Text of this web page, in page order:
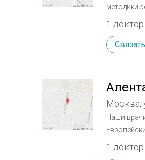
методики
технологии работы
1 доктор
Москва,
Наши
Карло.В
1 доктор